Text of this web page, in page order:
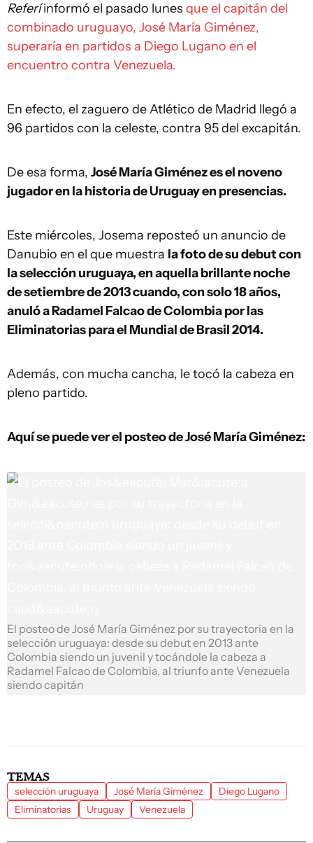
Referíinformó el pasado lunes que el capitán del
combinado uruguayo, José María Giménez,
superaría en partidos a Diego Lugano en el
encuentro contra Venezuela.
En efecto, el zaguero de Atlético de Madrid llegó a
96 partidos con la celeste, contra 95 del excapitán.
De esa forma, José María Giménez es el noveno
jugador en la historia de Uruguay en presencias.
Este miércoles, Josema reposteó un anuncio de
Danubio en el que muestra la foto de su debut con
la selección uruguaya, en aquella brillante noche
de setiembre de 2013 cuando, con solo 18 años,
anuló a Radamel Falcao de Colombia por las
Eliminatorias para el Mundial de Brasil 2014.
Además, con mucha cancha, le tocó la cabeza en
pleno partido.
Aquí se puede ver el posteo de José María Giménez:
El posteo de José María Giménez por su trayectoria en la
selección uruguaya: desde su debut en 2013 ante
Colombia siendo un juvenil y tocándole la cabeza a
Radamel Falcao de Colombia, al triunfo ante Venezuela
siendo capitán
TEMAS
selección uruguaya José María Giménez
Diego Lugano
Eliminatorias
Uruguay Venezuela